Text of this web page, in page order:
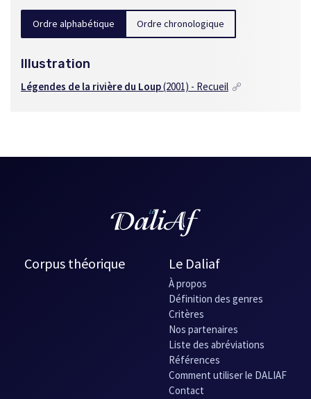
Ordre alphabétique Ordre chronologique
Illustration
Légendes de la rivière du Loup(2001) - Recueil
Corpus théorique Le Daliaf
À propos
Définition des genres
Critères
Nos partenaires
Liste des abréviations
Références
Comment utiliser le DALIAF
Contact